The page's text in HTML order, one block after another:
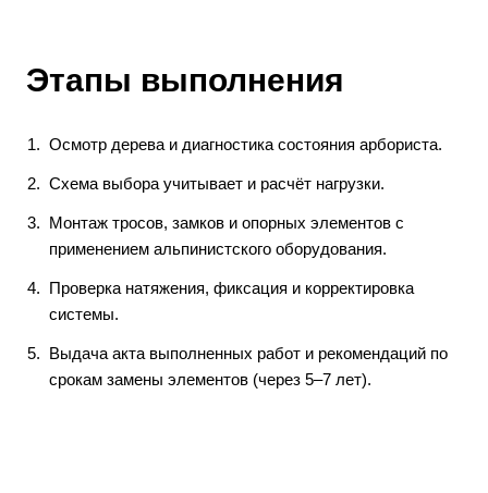
Этапы выполнения
Осмотр дерева и диагностика состояния арбориста.
Схема выбора учитывает и расчёт нагрузки.
Монтаж тросов, замков и опорных элементов с
применением альпинистского оборудования.
Проверка натяжения, фиксация и корректировка
системы.
Выдача акта выполненных работ и рекомендаций по
срокам замены элементов (через 5–7 лет).